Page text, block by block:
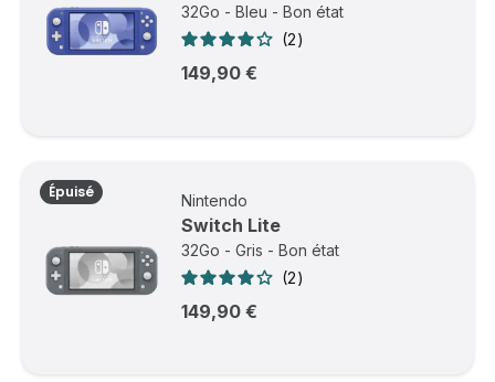
32Go - Bleu - Bon état
2
149,90 €
Épuisé Nintendo
Switch Lite
32Go - Gris - Bon état
2
149,90 €